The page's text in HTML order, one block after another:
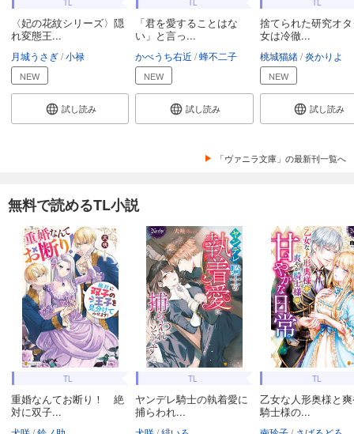
TL
〈妃の花紋シリーズ〉隠
れ変態王...
月城うさぎ 小禄
NEW
試し読み
TL
「君を愛することはな
い」と言っ...
かべうち右近 蜂不二子
NEW
試し読み
TL
捨てられた研究オ
女は冷徹...
桃城猫緒 炎かりよ
NEW
試し読み
「ヴァニラ文庫」の最新刊一覧へ
無料で読めるTL小説
TL
重婚なんてお断り！ 絶
対に双子...
TL
ヤンデレ騎士の執着愛に
捕らわれ...
TL
乙女な人形奥様と
騎士様の...